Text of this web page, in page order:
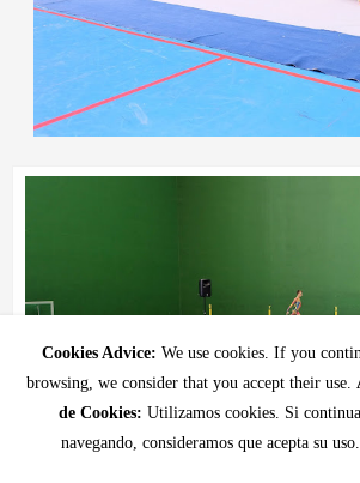
Cookies Advice: We use cookies. If you
browsing, we consider that you accept their use.
de Cookies: Utilizamos cookies. Si continua
navegando, consideramos que acepta su uso.